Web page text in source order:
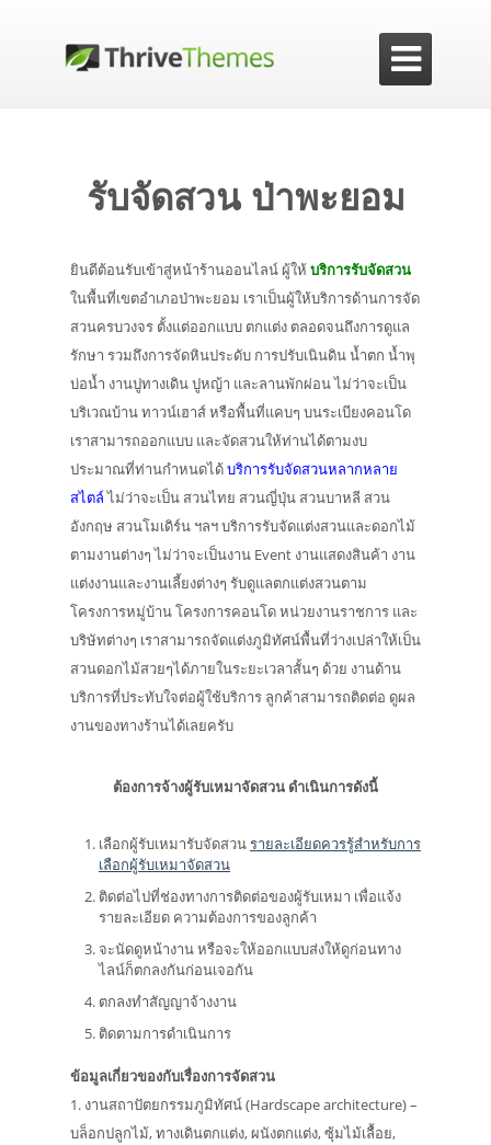

รับจัดสวน ป่าพะยอม
ยินดีต้อนรับเข้าสู่หน้าร้านออนไลน์ ผู้ให้บริการรับจัดสวน
ในพื้นที่เขตอำเภอป่าพะยอม เราเป็นผู้ให้บริการด้านการจัด
สวนครบวงจร ตั้งแต่ออกแบบ ตกแต่ง ตลอดจนถึงการดูแล
รักษา รวมถึงการจัดหินประดับ การปรับเนินดิน น้ำตก น้ำพุ
บ่อน้ำ งานปูทางเดิน ปูหญ้า และลานพักผ่อน ไม่ว่าจะเป็น
บริเวณบ้าน ทาวน์เฮาส์ หรือพื้นที่แคบๆ บนระเบียงคอนโด
เราสามารถออกแบบ และจัดสวนให้ท่านได้ตามงบ
ประมาณที่ท่านกำหนดได้บริการรับจัดสวนหลากหลาย
สไตล์ไม่ว่าจะเป็น สวนไทย สวนญี่ปุ่น สวนบาหลี สวน
อังกฤษ สวนโมเดิร์น ฯลฯ บริการรับจัดแต่งสวนและดอกไม้
ตามงานต่างๆ ไม่ว่าจะเป็นงาน Event งานแสดงสินค้า งาน
แต่งงานและงานเลี้ยงต่างๆ รับดูแลตกแต่งสวนตาม
โครงการหมู่บ้าน โครงการคอนโด หน่วยงานราชการ และ
บริษัทต่างๆ เราสามารถจัดแต่งภูมิทัศน์พื้นที่ว่างเปล่าให้เป็น
สวนดอกไม้สวยๆได้ภายในระยะเวลาสั้นๆ ด้วย งานด้าน
บริการที่ประทับใจต่อผู้ใช้บริการ ลูกค้าสามารถติดต่อ ดูผล
งานของทางร้านได้เลยครับ
ต้องการจ้างผู้รับเหมาจัดสวน ดำเนินการดังนี้
เลือกผู้รับเหมารับจัดสวนรายละเอียดควรรู้สำหรับการ
เลือกผู้รับเหมาจัดสวน
ติดต่อไปที่ช่องทางการติดต่อของผู้รับเหมา เพื่อแจ้ง
รายละเอียด ความต้องการของลูกค้า
จะนัดดูหน้างาน หรือจะให้ออกแบบส่งให้ดูก่อนทาง
ไลน์ก็ตกลงกันก่อนเจอกัน
ตกลงทำสัญญาจ้างงาน
ติดตามการดำเนินการ
ข้อมูลเกี่ยวของกับเรื่องการจัดสวน
1. งานสถาปัตยกรรมภูมิทัศน์ (Hardscape architecture) –
บล็อกปลูกไม้, ทางเดินตกแต่ง, ผนังตกแต่ง, ซุ้มไม้เลื้อย,